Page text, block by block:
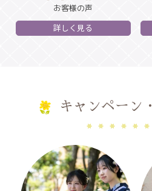
お客様の声
詳しく見る
キャンペーン